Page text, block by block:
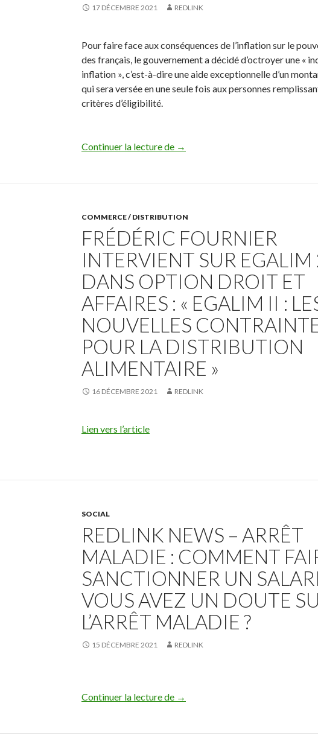
17 DÉCEMBRE 2021 REDLINK
Pour faire face aux conséquences de l’inflation sur le
des français, le gouvernement a décidé d’octroyer une «
inflation », c’est-à-dire une aide exceptionnelle d’un
qui sera versée en une seule fois aux personnes
critères d’éligibilité.
Continuer la lecture de L’indemnité inflation à verser en
→
COMMERCE / DISTRIBUTION
FRÉDÉRIC FOURNIER
INTERVIENT SUR EGALIM
DANS OPTION DROIT ET
AFFAIRES : « EGALIM II :
NOUVELLES
POUR LA DISTRIBUTION
ALIMENTAIRE »
16 DÉCEMBRE 2021 REDLINK
Lien vers l’article
SOCIAL
REDLINK NEWS – ARRÊT
MALADIE : COMMENT
SANCTIONNER UN
VOUS AVEZ UN DOUTE
L’ARRÊT MALADIE ?
15 DÉCEMBRE 2021 REDLINK
Continuer la lecture de Redlink News – Arrêt maladie :
→